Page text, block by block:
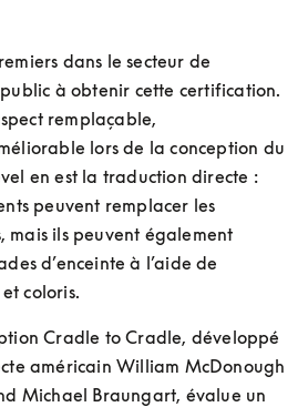
dans le secteur de
à obtenir cette certification.
remplaçable,
lors de la conception du
en est la traduction directe :
peuvent remplacer les
mais ils peuvent également
d’enceinte à l’aide de
coloris.
Cradle to Cradle, développé
américain William McDonough
Michael Braungart, évalue un